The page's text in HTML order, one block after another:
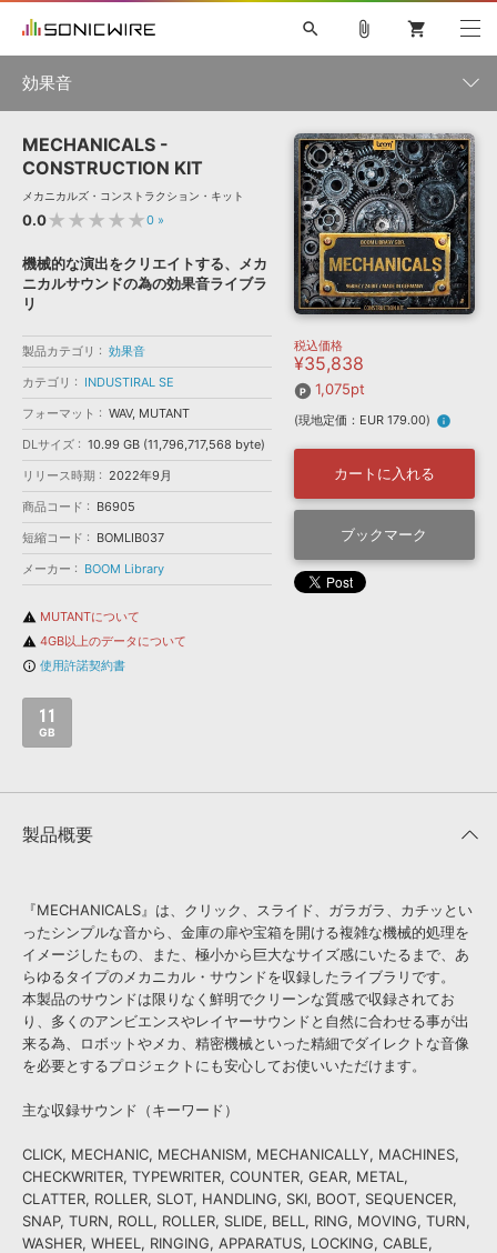
ソフト音源 »
プラグイン・エフェクト »
サンプルパック »
ソフトウェア／ツール »
DAW »
効果音 »
BGM »
特集 »
ニュースレター »
SONICWIREブログ »
DTMガイド »
FAQ »
お問い合わせ »
音楽カード
楽曲配信流通 サービス
無償のサウンド管理ソフト
APS
SLS
search
初音ミク NT 鏡音リン・レン V4X 巡音ルカ V4X
MEIKO V3
KAITO V3
VOCALOID TOONTRACK
SPITFIRE AUDIO
VIENNA
EZ DRUMMER 3
ライセンスフリーBGM
ボーカル抜き出し
DUBSTEP
ELECTRONICA
EDM TRANCE MUTANT
ROUTER.FM
SONOCA
ソフト音源 プラグイン・エフェクト
ソフトウェア／ツール 効果音
attach_file shopping_cart
効果音
製品一覧
ランキング
シングル効果音
MECHANICALS -
CONSTRUCTION KIT
メカニカルズ・コンストラクション・キット
0.0★★★★★0 »
機械的な演出をクリエイトする、メカ
ニカルサウンドの為の効果音ライブラ
リ
製品カテゴリ
効果音
カテゴリ
INDUSTIRAL SE
フォーマット
WAV, MUTANT
DLサイズ
10.99 GB (11,796,717,568 byte)
リリース時期
2022年9月
商品コード
B6905
短縮コード
BOMLIB037
メーカー
BOOM Library
warning MUTANTについて
warning 4GB以上のデータについて
info_outline 使用許諾契約書
11
GB
税込価格
¥35,838
1,075pt
(現地定価：EUR 179.00) info
カートに入れる
ブックマーク
製品概要
『MECHANICALS』は、クリック、スライド、ガラガラ、カチッとい
ったシンプルな音から、金庫の扉や宝箱を開ける複雑な機械的処理を
イメージしたもの、また、極小から巨大なサイズ感にいたるまで、あ
らゆるタイプのメカニカル・サウンドを収録したライブラリです。
本製品のサウンドは限りなく鮮明でクリーンな質感で収録されてお
り、多くのアンビエンスやレイヤーサウンドと自然に合わせる事が出
来る為、ロボットやメカ、精密機械といった精細でダイレクトな音像
を必要とするプロジェクトにも安心してお使いいただけます。
主な収録サウンド（キーワード）
CLICK, MECHANIC, MECHANISM, MECHANICALLY, MACHINES,
CHECKWRITER, TYPEWRITER, COUNTER, GEAR, METAL,
CLATTER, ROLLER, SLOT, HANDLING, SKI, BOOT, SEQUENCER,
SNAP, TURN, ROLL, ROLLER, SLIDE, BELL, RING, MOVING, TURN,
WASHER, WHEEL, RINGING, APPARATUS, LOCKING, CABLE,